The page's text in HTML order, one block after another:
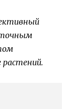
растений.